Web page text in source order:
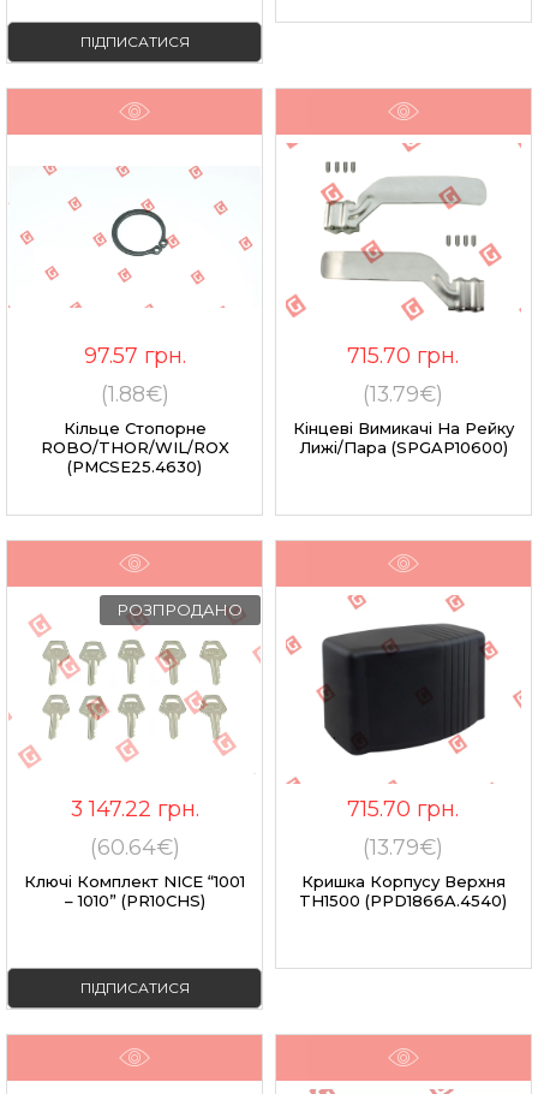
ПІДПИСАТИСЯ
97.57 грн.
(1.88€)
Кільце Стопорне
ROBO/THOR/WIL/ROX
(PMCSE25.4630)
715.70 грн.
(13.79€)
Кінцеві Вимикачі На Рейку
Лижі/пара (SPGAP10600)
РОЗПРОДАНО
3 147.22 грн.
(60.64€)
Ключі Комплект NICE “1001
– 1010” (PR10CHS)
ПІДПИСАТИСЯ
715.70 грн.
(13.79€)
Кришка Корпусу Верхня
TH1500 (PPD1866A.4540)